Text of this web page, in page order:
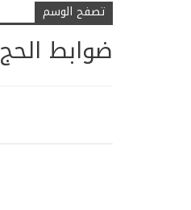
تصفح الوسم
ضوابط الحج